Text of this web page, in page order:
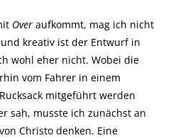
Over aufkommt, mag ich nicht
kreativ ist der Entwurf in
wohl eher nicht. Wobei die
vom Fahrer in einem
mitgeführt werden
sah, musste ich zunächst an
Christo denken. Eine